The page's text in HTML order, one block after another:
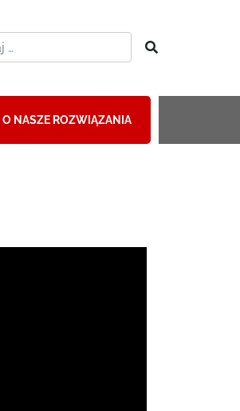
O NASZE ROZWIĄZANIA